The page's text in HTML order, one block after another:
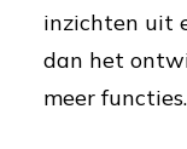
inzichten uit
dan het
meer functies.